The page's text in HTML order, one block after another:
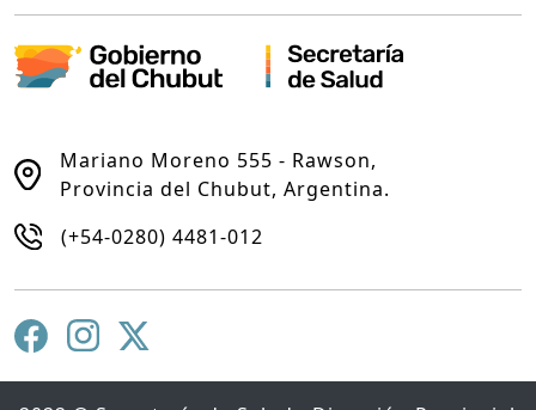
Mariano Moreno 555 - Rawson,
Provincia del Chubut, Argentina.
(+54-0280) 4481-012